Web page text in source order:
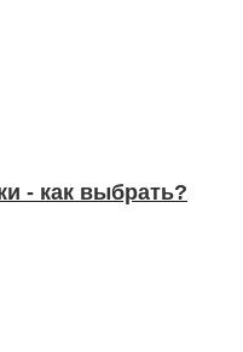
- как выбрать?